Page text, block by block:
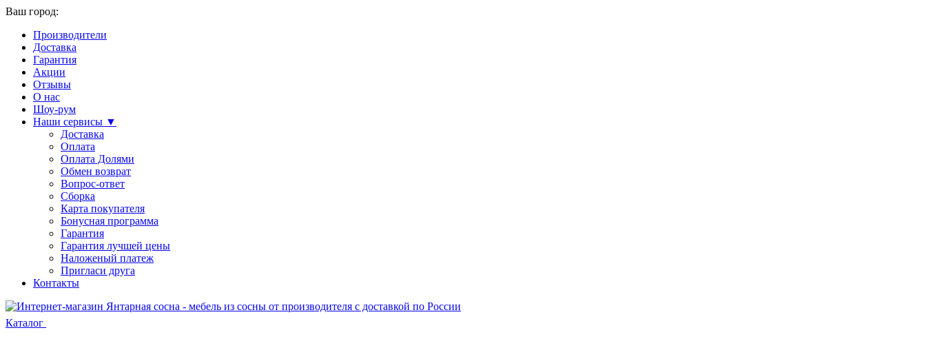
Ваш город:
Производители
Доставка
Гарантия
Акции
Отзывы
О нас
Шоу-рум
Наши сервисы ▼
Доставка
Оплата
Оплата Долями
Обмен возврат
Вопрос-ответ
Сборка
Карта покупателя
Бонусная программа
Гарантия
Гарантия лучшей цены
Наложеный платеж
Пригласи друга
Контакты
Каталог